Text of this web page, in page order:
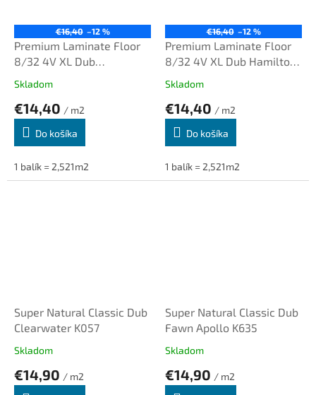
€16,40 –12 %
Premium Laminate Floor
8/32 4V XL Dub
Skladom
€14,40 / m2
Do košíka
1 balík = 2,521m2
€16,40 –12 %
Premium Laminate Floor
8/32 4V XL Dub Hamilton
Skladom
€14,40 / m2
Do košíka
1 balík = 2,521m2
Super Natural Classic Dub
Clearwater K057
Skladom
€14,90 / m2
Super Natural Classic Dub
Fawn Apollo K635
Skladom
€14,90 / m2